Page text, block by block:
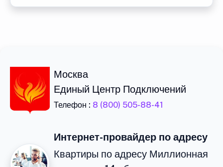
Москва
Единый Центр Подключений
Телефон : 8 (800) 505-88-41
Интернет-провайдер по адресу
Квартиры по адресу Миллионная